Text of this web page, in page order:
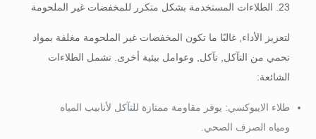
23. الطلاءات المستخدمة بشكل متكرر للمخفضات غير الملحومة
لتعزيز الأداء, غالبًا ما تكون المخفضات غير الملحومة مغلفة بمواد
تحمي من التآكل, تآكل, وعوامل بيئية أخرى. تشمل الطلاءات
الشائعة:
طلاء الايبوكسي: يوفر مقاومة ممتازة للتآكل لأنابيب المياه
ومياه الصرف الصحي.